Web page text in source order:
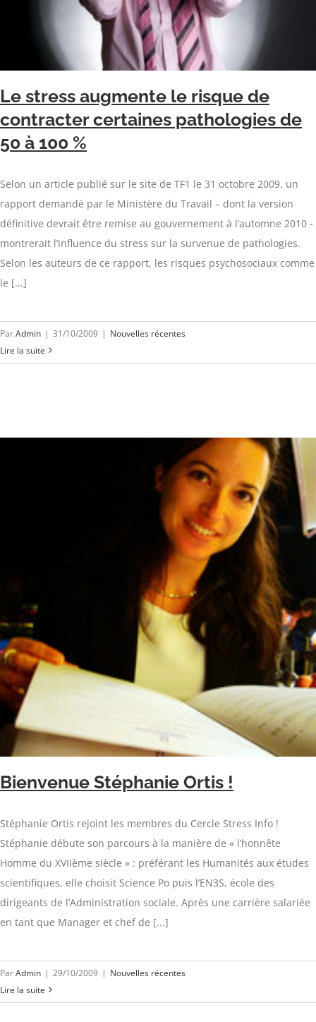
Le stress augmente le risque de
contracter certaines pathologies de
50 à 100 %
Selon un article publié sur le site de TF1 le 31 octobre 2009, un
rapport demandé par le Ministère du Travail – dont la version
définitive devrait être remise au gouvernement à l’automne 2010 -
montrerait l’influence du stress sur la survenue de pathologies.
Selon les auteurs de ce rapport, les risques psychosociaux comme
le [...]
ParAdmin | 31/10/2009 | Nouvelles récentes
Lire la suite
Bienvenue Stéphanie Ortis !
Stéphanie Ortis rejoint les membres du Cercle Stress Info !
Stéphanie débute son parcours à la manière de « l’honnête
Homme du XVIIème siècle » : préférant les Humanités aux études
scientifiques, elle choisit Science Po puis l’EN3S, école des
dirigeants de l’Administration sociale. Après une carrière salariée
en tant que Manager et chef de [...]
ParAdmin | 29/10/2009 | Nouvelles récentes
Lire la suite